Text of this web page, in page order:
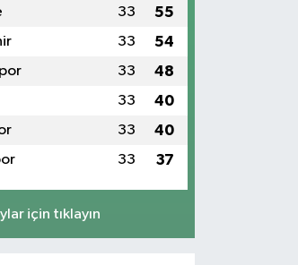
33 55
33 54
33 48
33 40
33 40
33 37
için tıklayın